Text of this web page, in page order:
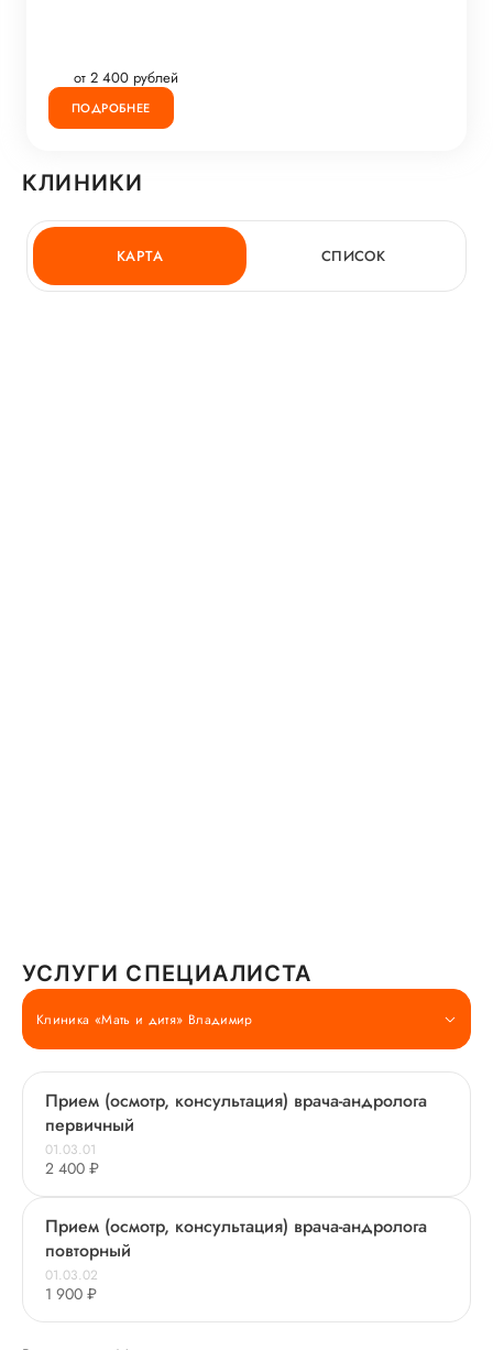
от 2 400 рублей
ПОДРОБНЕЕ
КЛИНИКИ
КАРТА СПИСОК
УСЛУГИ СПЕЦИАЛИСТА
Клиника «Мать и дитя» Владимир
Прием (осмотр, консультация) врача-андролога
первичный
01.03.01
2 400 ₽
Прием (осмотр, консультация) врача-андролога
повторный
01.03.02
1 900 ₽